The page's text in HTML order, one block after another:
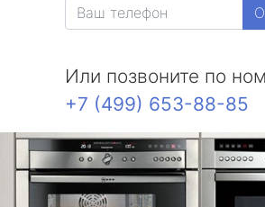
Или позвоните по
+7 (499) 653-88-85